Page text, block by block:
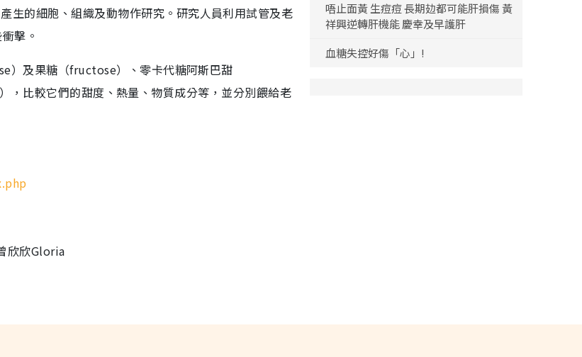
的細胞、組織及動物作研究。研究人員利用試管及老
擊。
）及果糖（fructose）、零卡代糖阿斯巴甜
比較它們的甜度、熱量、物質成分等，並分別餵給老
欣欣Gloria
唔止面黃 生痘痘 長期攰都可能肝損傷 黃
祥興逆轉肝機能 慶幸及早護肝
血糖失控好傷「心」!